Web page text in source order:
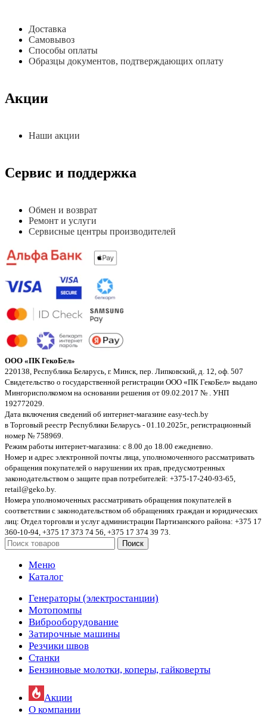
Доставка
Самовывоз
Способы оплаты
Образцы документов, подтверждающих оплату
Акции
Наши акции
Сервис и поддержка
Обмен и возврат
Ремонт и услуги
Сервисные центры производителей
ООО «ПК ГекоБел»
220138, Республика Беларусь, г. Минск, пер. Липковский, д. 12, оф. 507
Свидетельство о государственной регистрации ООО «ПК ГекоБел» выдано
Мингорисполкомом на основании решения от 09.02.2017 № . УНП
192772029.
Дата включения сведений об интернет-магазине easy-tech.by
в Торговый реестр Республики Беларусь - 01.10.2025г., регистрационный
номер № 758969.
Режим работы интернет-магазина: с 8.00 до 18.00 ежедневно.
Номер и адрес электронной почты лица, уполномоченного рассматривать
обращения покупателей о нарушении их прав, предусмотренных
законодательством о защите прав потребителей: +375-17-240-93-65,
retail@geko.by.
Номера уполномоченных рассматривать обращения покупателей в
соответствии с законодательством об обращениях граждан и юридических
лиц: Отдел торговли и услуг администрации Партизанского района: +375 17
360-10-94, +375 17 373 74 56, +375 17 374 39 73.
Поиск
Меню
Каталог
Генераторы (электростанции)
Мотопомпы
Виброоборудование
Затирочные машины
Резчики швов
Станки
Бензиновые молотки, коперы, гайковерты
Акции
О компании